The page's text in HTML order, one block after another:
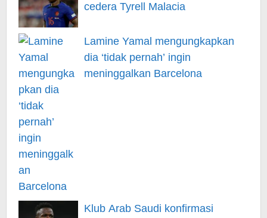
cedera Tyrell Malacia
Lamine Yamal mengungkapkan
dia ‘tidak pernah’ ingin
meninggalkan Barcelona
Klub Arab Saudi konfirmasi